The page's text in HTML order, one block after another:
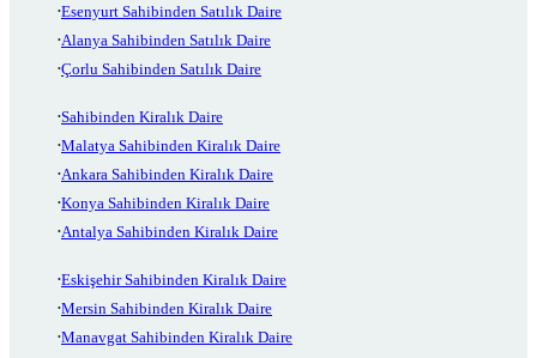
Esenyurt Sahibinden Satılık Daire
Alanya Sahibinden Satılık Daire
Çorlu Sahibinden Satılık Daire
Sahibinden Kiralık Daire
Malatya Sahibinden Kiralık Daire
Ankara Sahibinden Kiralık Daire
Konya Sahibinden Kiralık Daire
Antalya Sahibinden Kiralık Daire
Eskişehir Sahibinden Kiralık Daire
Mersin Sahibinden Kiralık Daire
Manavgat Sahibinden Kiralık Daire